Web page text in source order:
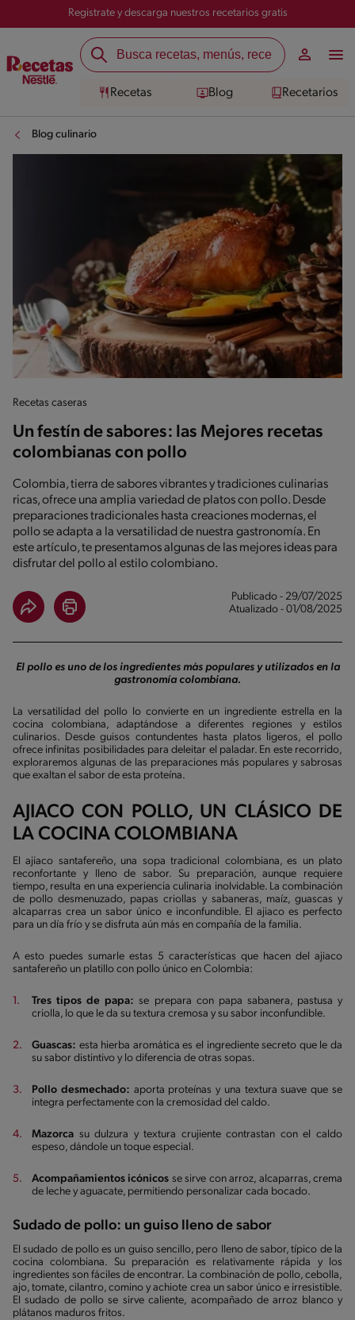
Registrate y descarga nuestros recetarios gratis
Recetas Blog Recetarios
Blog culinario
Recetas caseras
Un festín de sabores: las Mejores recetas
colombianas con pollo
Colombia, tierra de sabores vibrantes y tradiciones culinarias
ricas, ofrece una amplia variedad de platos con pollo. Desde
preparaciones tradicionales hasta creaciones modernas, el
pollo se adapta a la versatilidad de nuestra gastronomía. En
este artículo, te presentamos algunas de las mejores ideas para
disfrutar del pollo al estilo colombiano.
Publicado - 29/07/2025
Atualizado - 01/08/2025
El pollo es uno de los ingredientes más populares y utilizados en la
gastronomía colombiana.
La versatilidad del pollo lo convierte en un ingrediente estrella en la
cocina colombiana, adaptándose a diferentes regiones y estilos
culinarios. Desde guisos contundentes hasta platos ligeros, el pollo
ofrece infinitas posibilidades para deleitar el paladar. En este recorrido,
exploraremos algunas de las preparaciones más populares y sabrosas
que exaltan el sabor de esta proteína.
AJIACO CON POLLO, UN CLÁSICO DE
LA COCINA COLOMBIANA
El ajiaco santafereño, una sopa tradicional colombiana, es un plato
reconfortante y lleno de sabor. Su preparación, aunque requiere
tiempo, resulta en una experiencia culinaria inolvidable. La combinación
de pollo desmenuzado, papas criollas y sabaneras, maíz, guascas y
alcaparras crea un sabor único e inconfundible. El ajiaco es perfecto
para un día frío y se disfruta aún más en compañía de la familia.
A esto puedes sumarle estas 5 características que hacen del ajiaco
santafereño un platillo con pollo único en Colombia:
Tres tipos de papa:se prepara con papa sabanera, pastusa y
criolla, lo que le da su textura cremosa y su sabor inconfundible.
Guascas: esta hierba aromática es el ingrediente secreto que le da
su sabor distintivo y lo diferencia de otras sopas.
Pollo desmechado: aporta proteínas y una textura suave que se
integra perfectamente con la cremosidad del caldo.
Mazorca su dulzura y textura crujiente contrastan con el caldo
espeso, dándole un toque especial.
Acompañamientos icónicos se sirve con arroz, alcaparras, crema
de leche y aguacate, permitiendo personalizar cada bocado.
Sudado de pollo: un guiso lleno de sabor
El sudado de pollo es un guiso sencillo, pero lleno de sabor, típico de la
cocina colombiana. Su preparación es relativamente rápida y los
ingredientes son fáciles de encontrar. La combinación de pollo, cebolla,
ajo, tomate, cilantro, comino y achiote crea un sabor único e irresistible.
El sudado de pollo se sirve caliente, acompañado de arroz blanco y
plátanos maduros fritos.